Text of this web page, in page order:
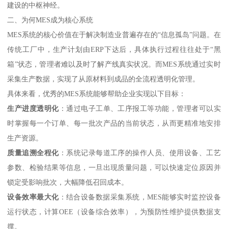
建设的中枢神经。
二、为何MES成为核心系统
MES系统的核心价值在于解决制造业普遍存在的“信息孤岛”问题。在
传统工厂中，生产计划由ERP下达后，具体执行过程往往处于“黑
箱”状态，管理者难以及时了解产线真实状况。而MES系统通过实时
采集生产数据，实现了从原材料到成品的全流程透明化管理。
具体来看，优秀的MES系统能够帮助企业实现以下目标：
生产进度透明化：通过电子工单、工序报工等功能，管理者可以实
时掌握每一个订单、每一批次产品的当前状态，从而更精准地安排
生产资源。
质量追溯全程化：系统记录每道工序的操作人员、使用设备、工艺
参数、检验结果等信息，一旦出现质量问题，可以快速定位原因并
锁定受影响批次，大幅降低召回成本。
设备效率最大化：结合设备数据采集系统，MES能够实时监控设备
运行状态，计算OEE（设备综合效率），为预防性维护提供数据支
撑。